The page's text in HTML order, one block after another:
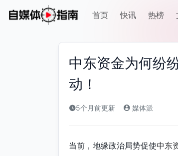
首页 快讯 热榜
中东资金为何纷
动！
5个月前更新 媒体派
当前，地缘政治局势促使中东